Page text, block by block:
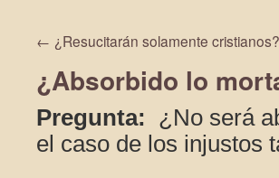
← ¿Resucitarán solamente cristianos?
¿Absorbido lo
Pregunta: ¿No será
el caso de los injustos